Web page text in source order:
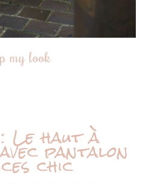
my look
Le haut à
pantalon
chic